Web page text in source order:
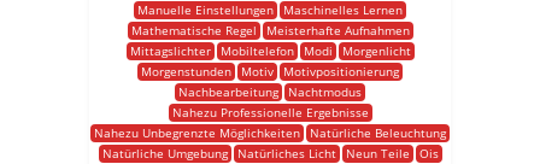
Manuelle Einstellungen
Maschinelles Lernen
Mathematische Regel
Meisterhafte Aufnahmen
Mittagslichter
Mobiltelefon Modi
Morgenlicht
Morgenstunden
Motiv
Motivpositionierung
Nachbearbeitung
Nachtmodus
Nahezu Professionelle Ergebnisse
Nahezu Unbegrenzte Möglichkeiten
Natürliche Beleuchtung
Natürliche Umgebung
Natürliches Licht Neun Teile
Ois